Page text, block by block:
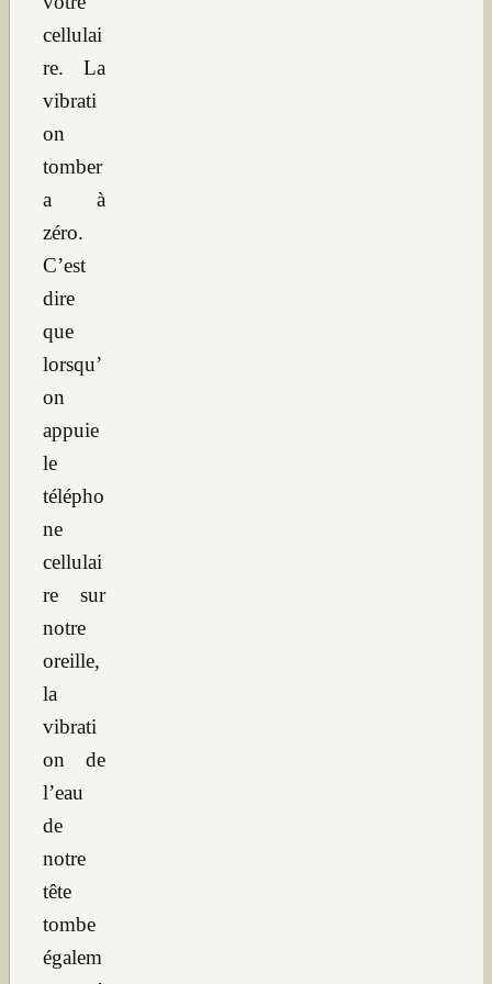
cellulai
re. La
vibrati
on
tomber
a à
zéro.
C’est
dire
que
lorsqu’
on
appuie
le
télépho
ne
cellulai
re sur
notre
oreille,
la
vibrati
on de
l’eau
de
notre
tête
tombe
égalem